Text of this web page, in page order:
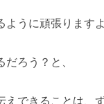
うに頑張りますよ
ろう？と、
えできることは、